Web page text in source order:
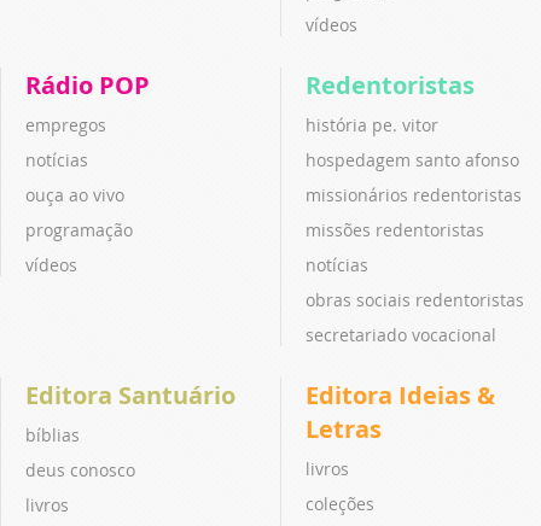
vídeos
Rádio POP
empregos
notícias
ouça ao vivo
programação
vídeos
Redentoristas
história pe. vitor
hospedagem santo afonso
missionários redentoristas
missões redentoristas
notícias
obras sociais redentoristas
secretariado vocacional
Editora Santuário
bíblias
deus conosco
livros
Editora Ideias &
Letras
livros
coleções